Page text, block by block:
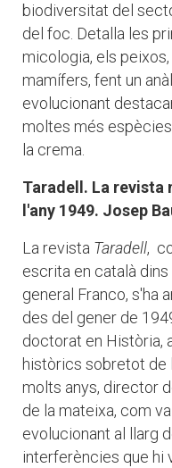
biodiversitat del
del foc. Detalla les
micologia, els
mamífers, fent un
evolucionant
moltes més
la crema.
Taradell. La revista
l'any 1949. Josep
La revista Taradell,
escrita en català
general Franco, s'ha
des del gener de
doctorat en Història,
històrics sobretot de
molts anys, director
de la mateixa, com
evolucionant al llarg
interferències que hi